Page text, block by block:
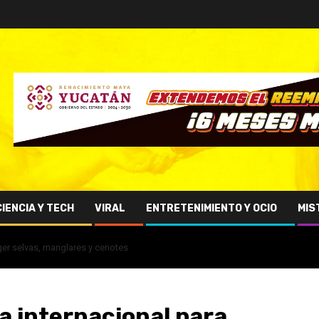
Y TECH VIRAL ENTRETENIMIENTO Y OCIO
selvas, manglares y cenotes